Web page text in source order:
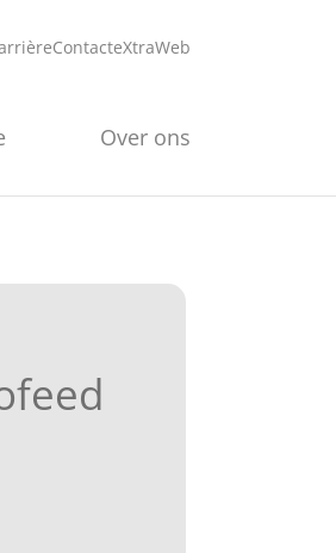
ContacteXtraWeb
Over ons